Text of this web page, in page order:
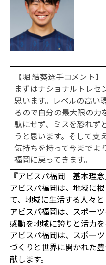
【堀 結葵選手コメント】
まずはナショナルトレセ
思います。レベルの高い
るので自分の最大限の力
駄にせず、ミスを恐れず
うと思います。そして支
気持ちを持って今までよ
福岡に戻ってきます。
『アビスパ福岡 基本理念
アビスパ福岡は、地域に
て、地域に生活する人々と
アビスパ福岡は、スポー
感動を地域に誇りと活力を
アビスパ福岡は、スポー
づくりと世界に開かれた
献します。